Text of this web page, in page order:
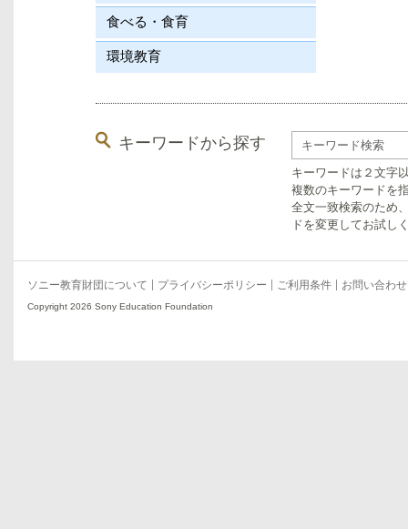
食べる・食育
環境教育
キーワードから探す
キーワードは２文字
複数のキーワードを
全文一致検索のため
ドを変更してお試し
ソニー教育財団について プライバシーポリシー ご利用条件 お問い合わせ
Copyright 2026 Sony Education Foundation